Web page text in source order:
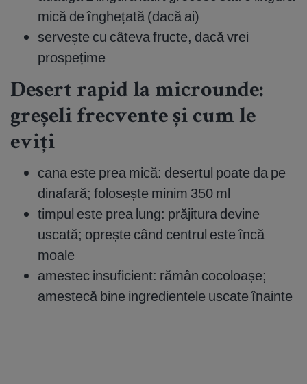
mică de înghețată (dacă ai)
servește cu câteva fructe, dacă vrei
prospețime
Desert rapid la microunde:
greșeli frecvente și cum le
eviți
cana este prea mică: desertul poate da pe
dinafară; folosește minim 350 ml
timpul este prea lung: prăjitura devine
uscată; oprește când centrul este încă
moale
amestec insuficient: rămân cocoloașe;
amestecă bine ingredientele uscate înainte